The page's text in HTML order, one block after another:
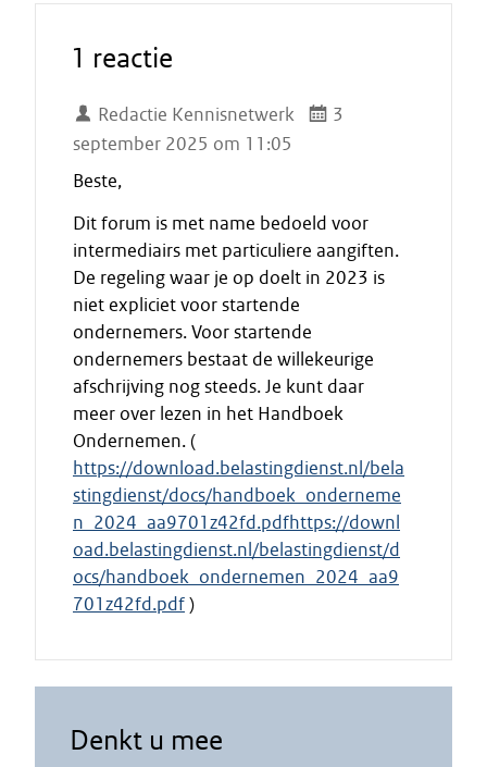
1 reactie
Redactie Kennisnetwerk
3
september 2025 om 11:05
Beste,
Dit forum is met name bedoeld voor
intermediairs met particuliere aangiften.
De regeling waar je op doelt in 2023 is
niet expliciet voor startende
ondernemers. Voor startende
ondernemers bestaat de willekeurige
afschrijving nog steeds. Je kunt daar
meer over lezen in het Handboek
Ondernemen. (
https://download.belastingdienst.nl/bela
stingdienst/docs/handboek_onderneme
n_2024_aa9701z42fd.pdfhttps://downl
oad.belastingdienst.nl/belastingdienst/d
ocs/handboek_ondernemen_2024_aa9
701z42fd.pdf)
Denkt u mee